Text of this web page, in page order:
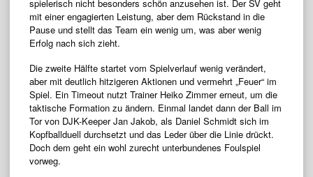
spielerisch nicht besonders schön anzusehen ist. Der SV geht
mit einer engagierten Leistung, aber dem Rückstand in die
Pause und stellt das Team ein wenig um, was aber wenig
Erfolg nach sich zieht.
Die zweite Hälfte startet vom Spielverlauf wenig verändert,
aber mit deutlich hitzigeren Aktionen und vermehrt „Feuer“ im
Spiel. Ein Timeout nutzt Trainer Heiko Zimmer erneut, um die
taktische Formation zu ändern. Einmal landet dann der Ball im
Tor von DJK-Keeper Jan Jakob, als Daniel Schmidt sich im
Kopfballduell durchsetzt und das Leder über die Linie drückt.
Doch dem geht ein wohl zurecht unterbundenes Foulspiel
vorweg.